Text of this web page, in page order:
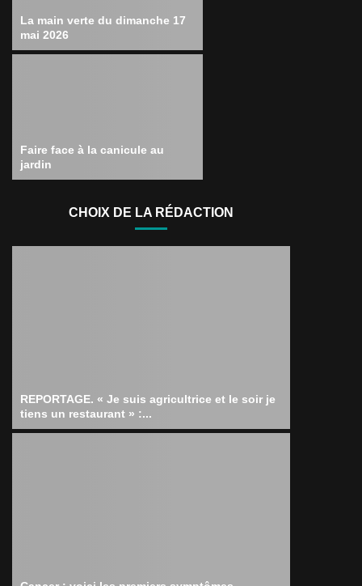
La main verte du dimanche 17
mai 2026
Faire face à la canicule au
jardin
CHOIX DE LA RÉDACTION
REPORTAGE. « Je suis agricultrice et le soir je
tiens un restaurant » :...